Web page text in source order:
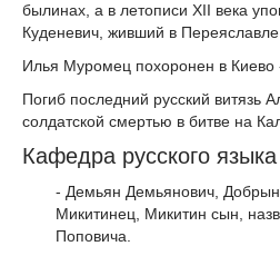
былинах, а в летописи XII века
Куденевич, живший в Переяславле
Илья Муромец похоронен в Киево
Погиб последний русский витязь
солдатской смертью в битве на
Кафедра русского
- Демьян Демьянович,
Микитинец, Микитин сын,
Поповича.